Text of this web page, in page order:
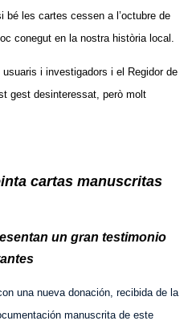
les cartes cessen a l’octubre de
conegut en la nostra història local.
i investigadors i el Regidor de
gest desinteressat, però molt
cartas manuscritas
un gran testimonio
una nueva donación, recibida de la
manuscrita de este